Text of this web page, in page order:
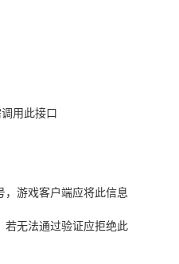
调用此接口
，游戏客户端应将此信息
若无法通过验证应拒绝此